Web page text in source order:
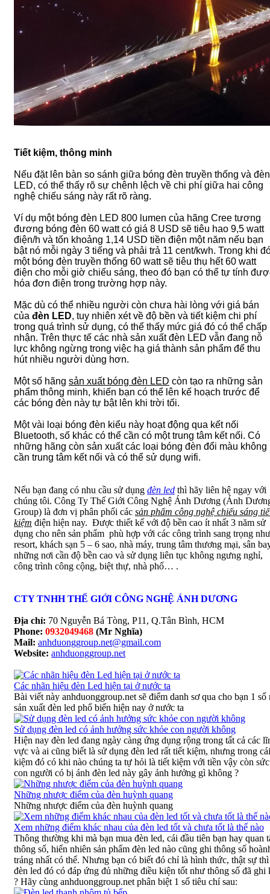
Tiết kiệm, thông minh
Nếu đặt lên bàn so sánh giữa bóng đèn truyền thống và đèn
LED, có thể thấy rõ sự chênh lệch về chi phí giữa hai công
nghệ chiếu sáng này rất rõ ràng.
Ví dụ một bóng đèn LED 800 lumen của hãng Cree tương
đương bóng đèn 60 watt có giá 8 USD sẽ tiêu hao 9,5 watt
điện/h và tốn khoảng 1,14 USD tiền điện một năm nếu bạn
bật nó mỗi ngày 3 tiếng và phải trả 11 cent/kwh. Trong khi
một bóng đèn truyền thống 60 watt sẽ tiêu thụ hết 60 watt
điện cho mỗi giờ chiếu sáng, theo đó bạn có thể tự tính
hóa đơn điện trong trường hợp này.
Mặc dù có thể nhiều người còn chưa hài lòng với giá bán
của đèn LED, tuy nhiên xét về độ bền và tiết kiệm chi phí
trong quá trình sử dụng, có thể thấy mức giá đó có thể chấp
nhận. Trên thực tế các nhà sản xuất đèn LED vẫn đang nỗ
lực không ngừng trong việc hạ giá thành sản phẩm để thu
hút nhiều người dùng hơn.
Một số hãng sản xuất bóng đèn LED còn tạo ra những sản
phẩm thông minh, khiến bạn có thể lên kế hoạch trước để
các bóng đèn này tự bật lên khi trời tối.
Một vài loại bóng đèn kiểu này hoạt động qua kết nối
Bluetooth, số khác có thể cần có một trung tâm kết nối. Có
những hãng còn sản xuất các loại bóng đèn đổi màu không
cần trung tâm kết nối và có thể sử dụng wifi.
Nếu bạn đang có nhu cầu sử dụng đèn led thì hãy liên hệ ngay với
chúng tôi. Công Ty Thế Giới Công Nghệ Ánh Dương (Ánh
Group) là đơn vị phân phối các sản phẩm công nghệ chiếu sáng
kiệm điện hiện nay. Được thiết kế với độ bền cao ít nhất 3 năm sử
dụng cho nên sản phẩm phù hợp với các công trình sang trọng như
resort, khách sạn 5 – 6 sao, nhà máy, trung tâm thương mại, sân
những nơi cần độ bền cao và sử dụng liên tục không ngưng nghỉ,
công trình công cộng, biệt thự, nhà phố… .
CTY TNHH THẾ GIỚI CÔNG NGHỆ ÁNH DƯƠNG
Địa chỉ: 70 Nguyễn Bá Tòng, P11, Q.Tân Bình, HCM
Phone: 0932049468 (Mr Nghĩa)
Mail: anhduonggroup.net@gmail.com
Website: anhduonggroup.net
Các nhãn hiệu đèn Led hiện tại ở nước ta
Bài viết này anhduonggroup.net sẽ điểm danh sơ qua cho bạn 1 số
sản xuất đèn led phổ biến hiện nay ở nước ta
Sử dụng đèn led có ảnh hưởng sức khỏe con người không
Hiện nay đèn led đang ngày càng ứng dụng rộng trong tất cả các
vực và ai cũng biết là sử dụng đèn led rất tiết kiệm, nhưng trong
kiệm đó có khi nào chúng ta tự hỏi là tiết kiệm với tiền vậy còn
con người có bị ánh đèn led này gây ảnh hưởng gì không ?
Những nhược điểm của đèn huỳnh quang
Những nhược điểm của đèn huỳnh quang
Xem những điểm khác nhau của đèn led tốt và chưa tốt là thế nào
Thông thường khi mà bạn mua đèn led, cái đầu tiên bạn hay quan
thông số, hiển nhiên sản phẩm đèn led nào cũng ghi thông số
tráng nhất có thể. Nhưng bạn có biết đó chỉ là hình thức, thật sự
đèn led đó có đáp ứng đủ những điều kiện tốt như thông số đã ghi
? Hãy cùng anhduonggroup.net phân biệt 1 số tiêu chí sau: